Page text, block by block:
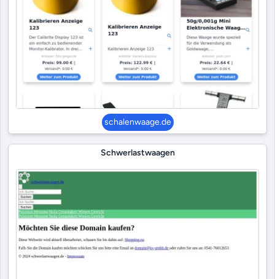
schalenwaage.de
Schwerlastwaagen